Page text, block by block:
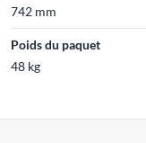
742 mm
Poids du paquet
48 kg